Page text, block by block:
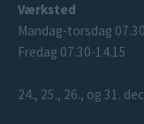
Værksted
Mandag-torsdag
Fredag 07.30-14.15
24., 25., 26., og 31.